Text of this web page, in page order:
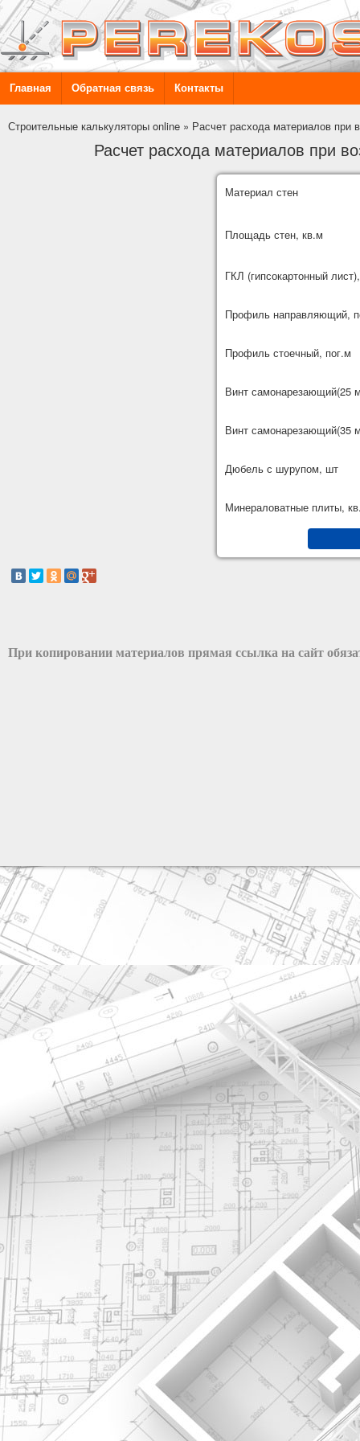
Главная Обратная связь Контакты
Строительные калькуляторы online » Расчет расхода материалов при
Расчет расхода материалов при
Материал стен
Площадь стен, кв.м
ГКЛ (гипсокартонный
Профиль направляющий,
Профиль стоечный, пог.м
Винт самонарезающий(25
Винт самонарезающий(35
Дюбель с шурупом, шт
Минераловатные плиты,
При копировании материалов прямая ссылка на сайт